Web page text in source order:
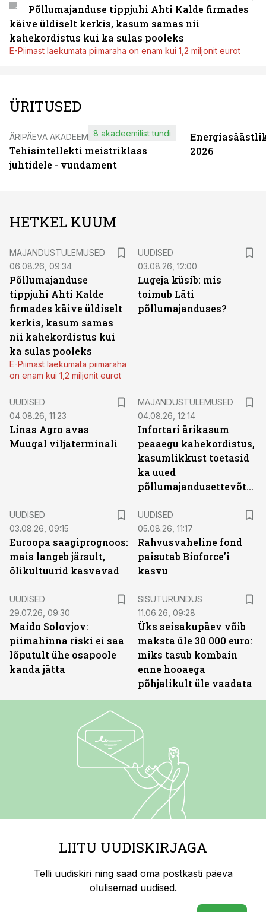
Põllumajanduse tippjuhi Ahti Kalde firmades
käive üldiselt kerkis, kasum samas nii
kahekordistus kui ka sulas pooleks
E-Piimast laekumata piimaraha on enam kui 1,2 miljonit eurot
ÜRITUSED
ÄRIPÄEVA AKADEEMIA
Tehisintellekti meistriklass
juhtidele - vundament
8 akadeemilist tundi
2026
HETKEL KUUM
MAJANDUSTULEMUSED
06.08.26, 09:34
Põllumajanduse
tippjuhi Ahti Kalde
firmades käive üldiselt
kerkis, kasum samas
nii kahekordistus kui
ka sulas pooleks
E-Piimast laekumata piimaraha
on enam kui 1,2 miljonit eurot
UUDISED
03.08.26, 12:00
Lugeja küsib: mis
toimub Läti
põllumajanduses?
UUDISED
04.08.26, 11:23
Linas Agro avas
Muugal viljaterminali
MAJANDUSTULEMUSED
04.08.26, 12:14
Infortari ärikasum
peaaegu kahekordistus,
kasumlikkust toetasid
ka uued
põllumajandusettevõtted
UUDISED
03.08.26, 09:15
Euroopa saagiprognoos:
mais langeb järsult,
õlikultuurid kasvavad
UUDISED
05.08.26, 11:17
Rahvusvaheline fond
paisutab Bioforce’i
kasvu
UUDISED
29.07.26, 09:30
Maido Solovjov:
piimahinna riski ei saa
lõputult ühe osapoole
kanda jätta
SISUTURUNDUS
11.06.26, 09:28
Üks seisakupäev võib
maksta üle 30 000 euro:
miks tasub kombain
enne hooaega
põhjalikult üle vaadata
LIITU UUDISKIRJAGA
Telli uudiskiri ning saad oma postkasti päeva
olulisemad uudised.